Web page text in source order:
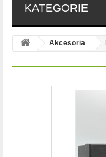
KATEGORIE
Akcesoria